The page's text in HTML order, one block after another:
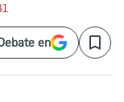
en Save